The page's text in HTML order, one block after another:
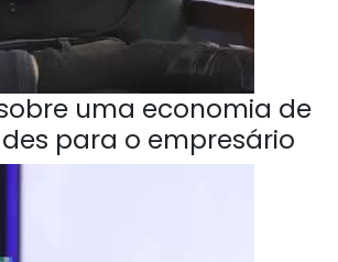
uma economia de
para o empresário